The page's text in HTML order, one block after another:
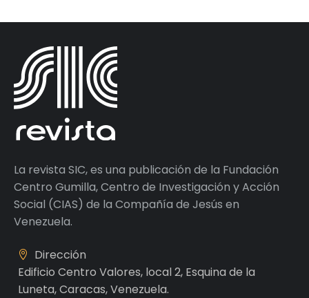
La revista SIC, es una publicación de la Fundación
Centro Gumilla, Centro de Investigación y Acción
Social (CIAS) de la Compañía de Jesús en
Venezuela.
Dirección
Edificio Centro Valores, local 2, Esquina de la
Luneta, Caracas, Venezuela.